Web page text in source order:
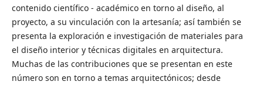
contenido científico - académico en torno al diseño, al
proyecto, a su vinculación con la artesanía; así también se
presenta la exploración e investigación de materiales para
el diseño interior y técnicas digitales en arquitectura.
Muchas de las contribuciones que se presentan en este
número son en torno a temas arquitectónicos; desde